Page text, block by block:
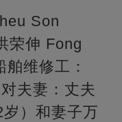
Son
荣伸 Fong
维修工：
夫妻：丈夫
）和妻子万